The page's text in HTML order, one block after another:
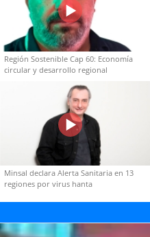
Región Sostenible Cap 60: Economía
circular y desarrollo regional
Minsal declara Alerta Sanitaria en 13
regiones por virus hanta